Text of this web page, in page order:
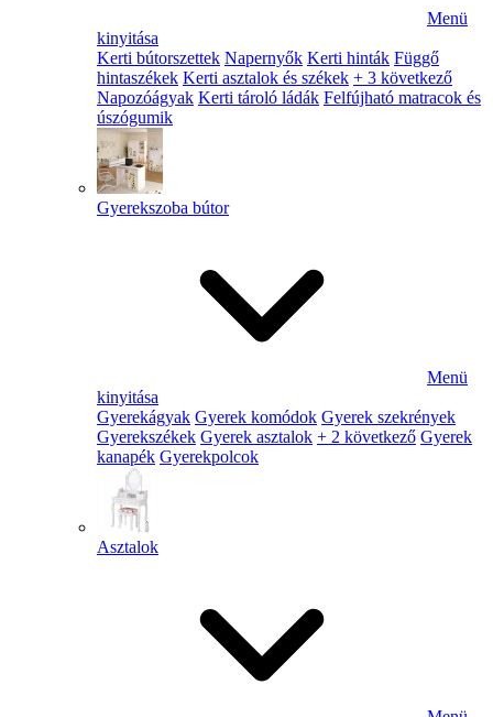
Menü
kinyitása
Kerti bútorszettek Napernyők Kerti hinták Függő
hintaszékek Kerti asztalok és székek + 3 következő
Napozóágyak Kerti tároló ládák Felfújható matracok és
úszógumik
Gyerekszoba bútor
Menü
kinyitása
Gyerekágyak Gyerek komódok Gyerek szekrények
Gyerekszékek Gyerek asztalok + 2 következő Gyerek
kanapék Gyerekpolcok
Asztalok